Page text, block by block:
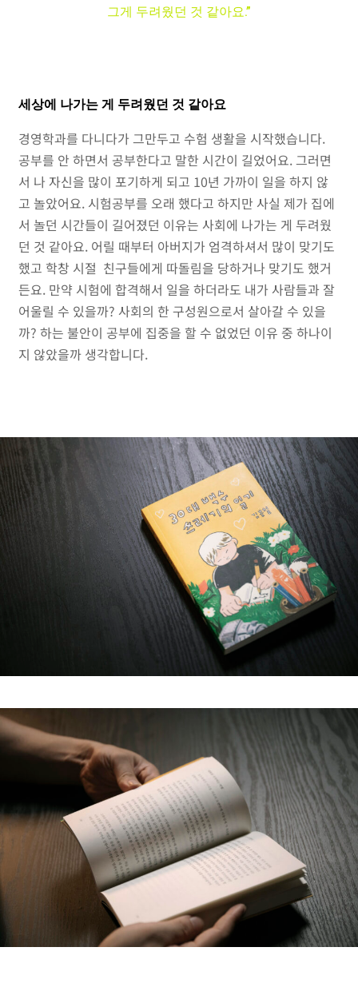
그게 두려웠던 것 같아요.”
세상에 나가는 게 두려웠던 것 같아요
경영학과를 다니다가 그만두고 수험 생활을 시작했습니다.
공부를 안 하면서 공부한다고 말한 시간이 길었어요. 그러면
서 나 자신을 많이 포기하게 되고 10년 가까이 일을 하지 않
고 놀았어요. 시험공부를 오래 했다고 하지만 사실 제가 집에
서 놀던 시간들이 길어졌던 이유는 사회에 나가는 게 두려웠
던 것 같아요. 어릴 때부터 아버지가 엄격하셔서 많이 맞기도
했고 학창 시절 친구들에게 따돌림을 당하거나 맞기도 했거
든요. 만약 시험에 합격해서 일을 하더라도 내가 사람들과 잘
어울릴 수 있을까? 사회의 한 구성원으로서 살아갈 수 있을
까? 하는 불안이 공부에 집중을 할 수 없었던 이유 중 하나이
지 않았을까 생각합니다.